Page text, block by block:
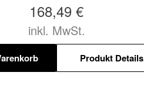
168,49 €
inkl. MwSt.
Produkt Details